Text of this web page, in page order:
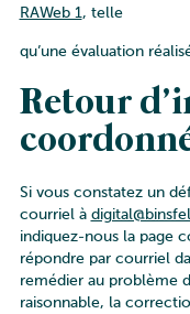
RAWeb 1, telle
qu’une évaluation
Retour
Si vous constatez un
courriel à
indiquez-nous la page
répondre par courriel
remédier au problème
raisonnable, la